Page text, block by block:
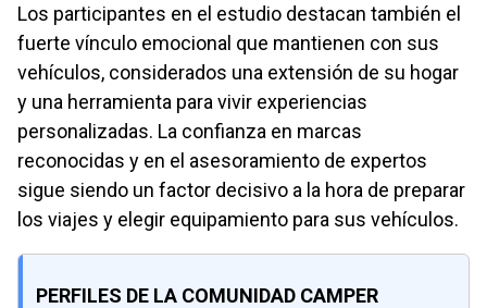
Los participantes en el estudio destacan también el
fuerte vínculo emocional que mantienen con sus
vehículos, considerados una extensión de su hogar
y una herramienta para vivir experiencias
personalizadas. La confianza en marcas
reconocidas y en el asesoramiento de expertos
sigue siendo un factor decisivo a la hora de preparar
los viajes y elegir equipamiento para sus vehículos.
PERFILES DE LA COMUNIDAD CAMPER